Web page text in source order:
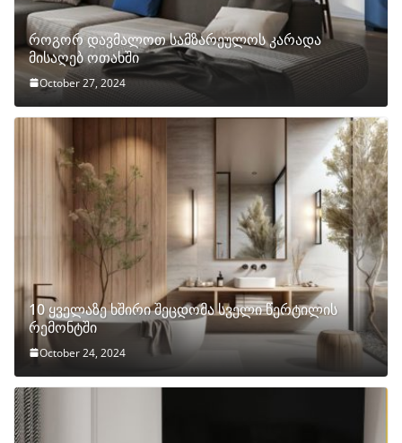
როგორ დავმალოთ სამზარეულოს კარადა
მისაღებ ოთახში
October 27, 2024
10 ყველაზე ხშირი შეცდომა სველი წერტილის
რემონტში
October 24, 2024